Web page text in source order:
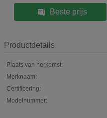
Beste prijs
Productdetails
Plaats van herkomst:
Merknaam:
Certificering:
Modelnummer: